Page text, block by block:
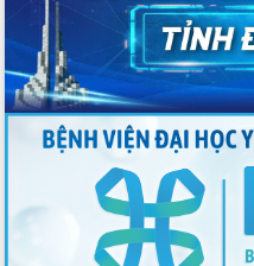
Sở Công Thương đột phá số hóa 100%
thủ tục trực tuyến lấy sự hài lòng của
doanh nghiệp làm thước đo phục vụ
Đảm bảo công tác bầu cử triển khai
đúng tiến độ, quy trình theo luật định
Ban Tuyên giáo và Dân vận Trung ương
tập huấn công tác khoa giáo năm 2025
Đắk Lắk hưởng ứng Ngày Pháp luật
Việt Nam 2025 và biểu dương 25 tập
thể, cá nhân tiêu biểu